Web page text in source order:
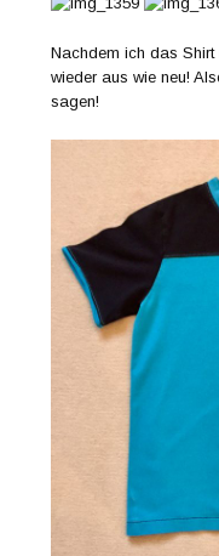
Nachdem ich das
wieder aus wie neu!
sagen!